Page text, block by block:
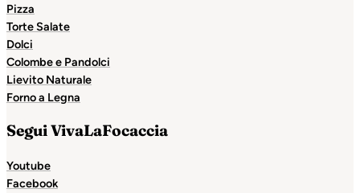
Pizza
Torte Salate
Dolci
Colombe e Pandolci
Lievito Naturale
Forno a Legna
Segui VivaLaFocaccia
Youtube
Facebook